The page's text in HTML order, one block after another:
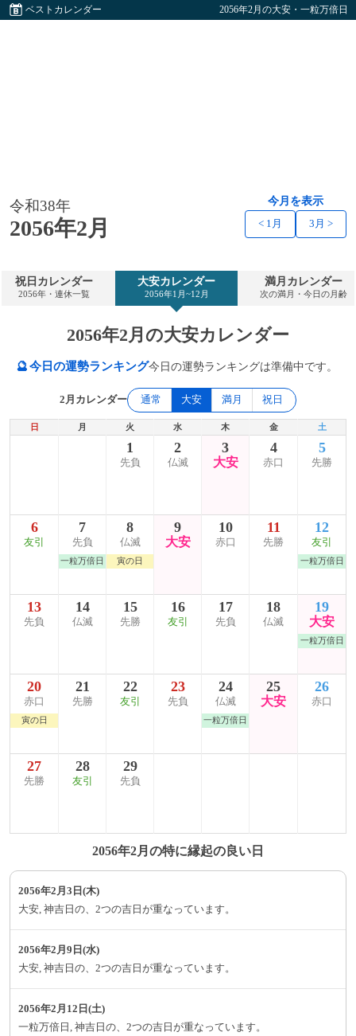
ベストカレンダー 2056年2月の大安・一粒万倍日
令和38年
2056年2月
今月を表示
< 1月 3月 >
祝日カレンダー
2056年・連休一覧
大安カレンダー
2056年1月~12月
満月カレンダー
次の満月・今日の月齢
2056年2月の大安カレンダー
🔮今日の運勢ランキング今日の運勢ランキングは準備中です。
2月カレンダー 通常 大安 満月 祝日
日 月 火 水 木 金 土
1
先負
2
仏滅
3
大安
4
赤口
5
先勝
6
友引
7
先負
一粒万倍日
8
仏滅
寅の日
9
大安
10
赤口
11
先勝
12
友引
一粒万倍日
13
先負
14
仏滅
15
先勝
16
友引
17
先負
18
仏滅
19
大安
一粒万倍日
20
赤口
寅の日
21
先勝
22
友引
23
先負
24
仏滅
一粒万倍日
25
大安
26
赤口
27
先勝
28
友引
29
先負
2056年2月の特に縁起の良い日
2056年2月3日(木)
大安, 神吉日の、2つの吉日が重なっています。
2056年2月9日(水)
大安, 神吉日の、2つの吉日が重なっています。
2056年2月12日(土)
一粒万倍日, 神吉日の、2つの吉日が重なっています。